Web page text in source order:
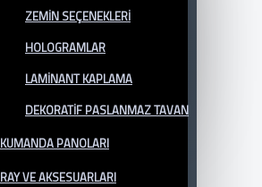
ZEMIN SEÇENEKLERI
HOLOGRAMLAR
LAMINANT KAPLAMA
DEKORATIF PASLANMAZ TAVAN
KUMANDA PANOLARI
RAY VE AKSESUARLARI